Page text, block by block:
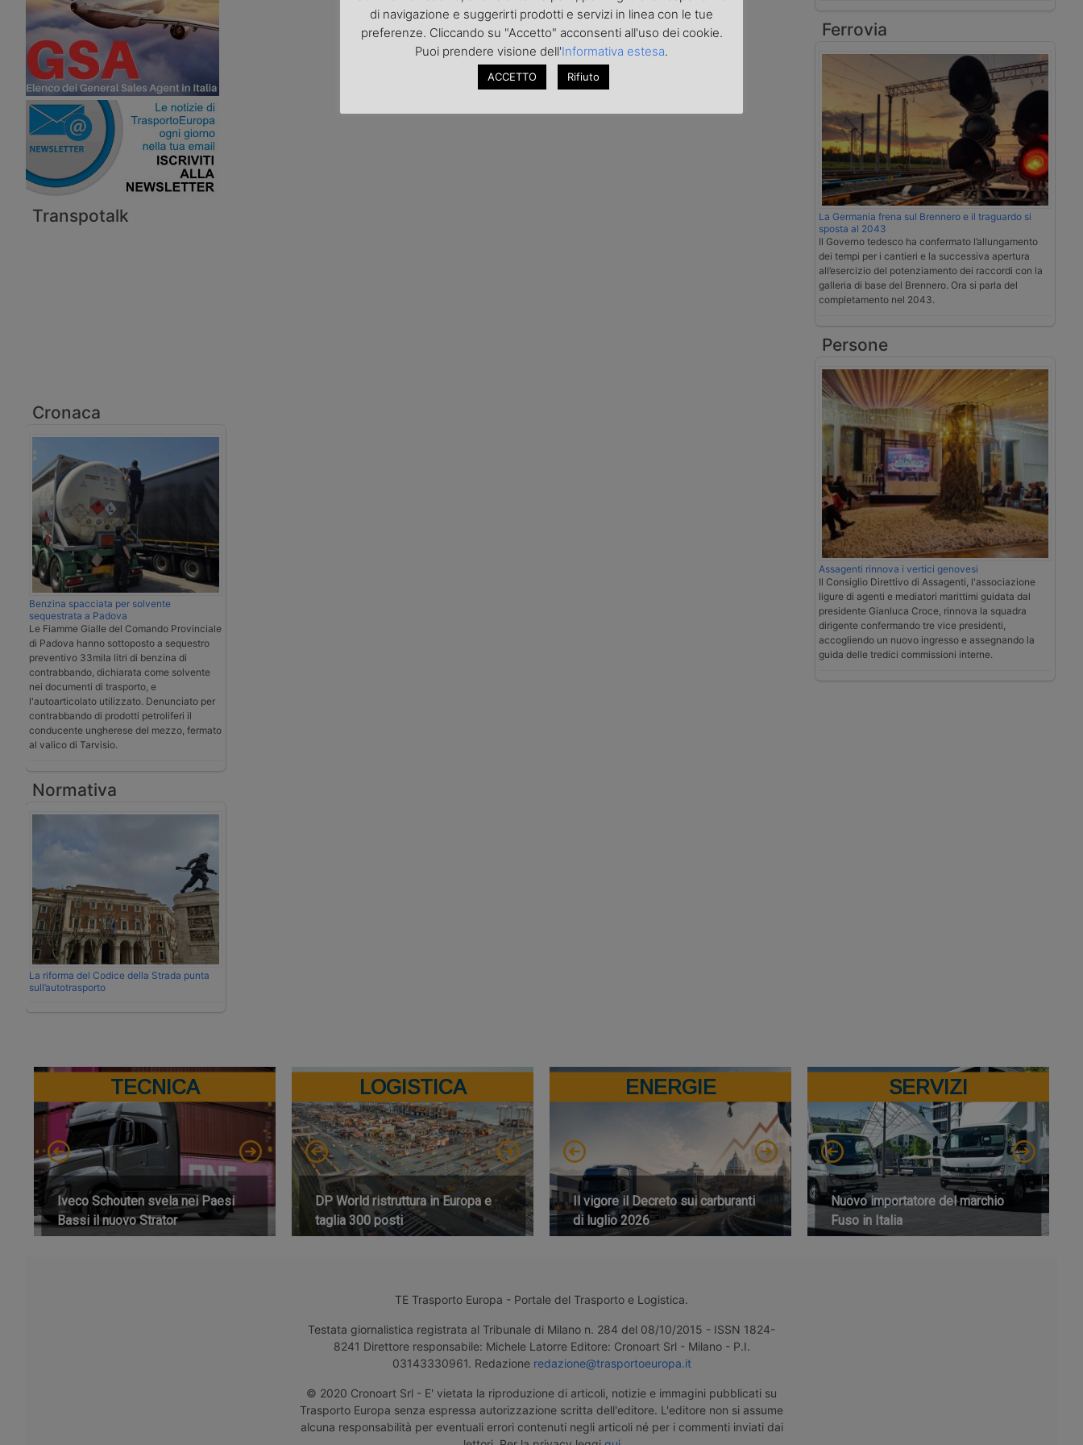
Transpotalk
Cronaca
Benzina spacciata per solvente
sequestrata a Padova
Le Fiamme Gialle del Comando Provinciale
di Padova hanno sottoposto a sequestro
preventivo 33mila litri di benzina di
contrabbando, dichiarata come solvente
nei documenti di trasporto, e
l'autoarticolato utilizzato. Denunciato per
contrabbando di prodotti petroliferi il
conducente ungherese del mezzo, fermato
al valico di Tarvisio.
Normativa
La riforma del Codice della Strada punta
sull’autotrasporto
Ferrovia
La Germania frena sul Brennero e il traguardo si
sposta al 2043
Il Governo tedesco ha confermato l’allungamento
dei tempi per i cantieri e la successiva apertura
all’esercizio del potenziamento dei raccordi con la
galleria di base del Brennero. Ora si parla del
completamento nel 2043.
Persone
Assagenti rinnova i vertici genovesi
Il Consiglio Direttivo di Assagenti, l'associazione
ligure di agenti e mediatori marittimi guidata dal
presidente Gianluca Croce, rinnova la squadra
dirigente confermando tre vice presidenti,
accogliendo un nuovo ingresso e assegnando la
guida delle tredici commissioni interne.
TECNICA
Iveco Schouten svela nei Paesi
Bassi il nuovo Strator
LOGISTICA
DP World ristruttura in Europa e
taglia 300 posti
ENERGIE
Il vigore il Decreto sui carburanti
di luglio 2026
SERVIZI
Nuovo importatore del marchio
Fuso in Italia
TE Trasporto Europa - Portale del Trasporto e Logistica.
Testata giornalistica registrata al Tribunale di Milano n. 284 del 08/10/2015 - ISSN 1824-
8241 Direttore responsabile: Michele Latorre Editore: Cronoart Srl - Milano - P.I.
03143330961. Redazione redazione@trasportoeuropa.it
© 2020 Cronoart Srl - E' vietata la riproduzione di articoli, notizie e immagini pubblicati su
Trasporto Europa senza espressa autorizzazione scritta dell'editore. L'editore non si assume
alcuna responsabilità per eventuali errori contenuti negli articoli né per i commenti inviati dai
di navigazione e suggerirti prodotti e servizi in linea con le tue
preferenze. Cliccando su "Accetto" acconsenti all'uso dei cookie.
Puoi prendere visione dell'Informativa estesa.
ACCETTO Rifiuto